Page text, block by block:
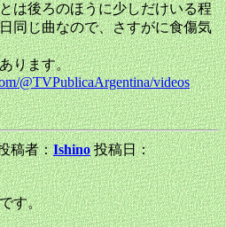
は後ろのほうに少しだけいる程
同じ曲なので、さすがに食傷気
ります。
@TVPublicaArgentina/videos
稿者：Ishino 投稿日：
す。